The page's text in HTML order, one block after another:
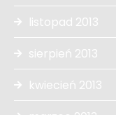
listopad 2013
sierpień 2013
kwiecień 2013